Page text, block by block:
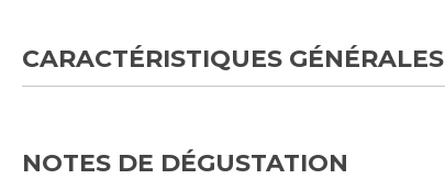
CARACTÉRISTIQUES GÉNÉRALES
NOTES DE DÉGUSTATION